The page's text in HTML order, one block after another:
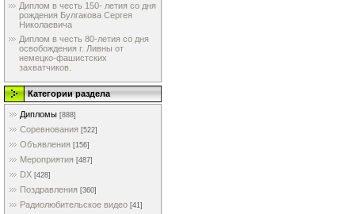
Диплом в честь 150- летия со дня
рождения Булгакова Сергея
Николаевича
Диплом в честь 80-летия со дня
освобождения г. Ливны от
немецко-фашистских
захватчиков.
Категории раздела
Дипломы [888]
Соревнования [522]
Объявления [156]
Мероприятия [487]
DX [428]
Поздравления [360]
Радиолюбительское видео [41]